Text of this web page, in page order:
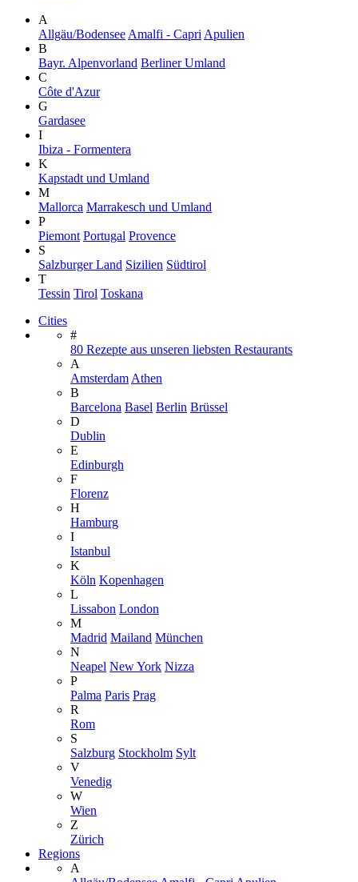
A
Allgäu/Bodensee Amalfi - Capri Apulien
B
Bayr. Alpenvorland Berliner Umland
C
Côte d'Azur
G
Gardasee
I
Ibiza - Formentera
K
Kapstadt und Umland
M
Mallorca Marrakesch und Umland
P
Piemont Portugal Provence
S
Salzburger Land Sizilien Südtirol
T
Tessin Tirol Toskana
Cities
#
80 Rezepte aus unseren liebsten Restaurants
A
Amsterdam Athen
B
Barcelona Basel Berlin Brüssel
D
Dublin
E
Edinburgh
F
Florenz
H
Hamburg
I
Istanbul
K
Köln Kopenhagen
L
Lissabon London
M
Madrid Mailand München
N
Neapel New York Nizza
P
Palma Paris Prag
R
Rom
S
Salzburg Stockholm Sylt
V
Venedig
W
Wien
Z
Zürich
Regions
A